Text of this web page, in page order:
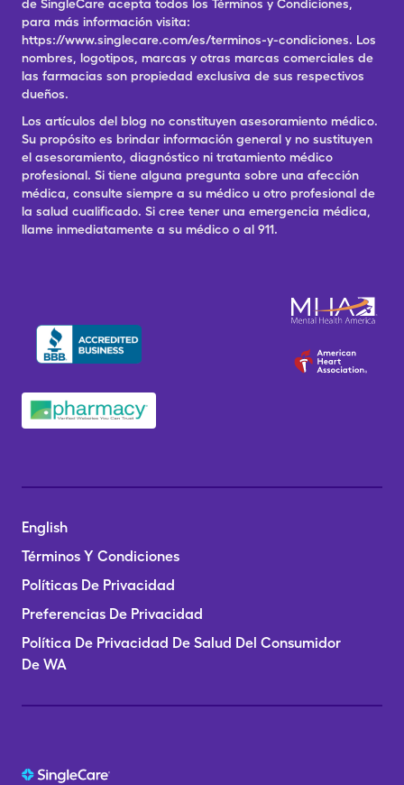
de SingleCare acepta todos los Términos y Condiciones,
para más información visita:
https://www.singlecare.com/es/terminos-y-condiciones. Los
nombres, logotipos, marcas y otras marcas comerciales de
las farmacias son propiedad exclusiva de sus respectivos
dueños.
Los artículos del blog no constituyen asesoramiento médico.
Su propósito es brindar información general y no sustituyen
el asesoramiento, diagnóstico ni tratamiento médico
profesional. Si tiene alguna pregunta sobre una afección
médica, consulte siempre a su médico u otro profesional de
la salud cualificado. Si cree tener una emergencia médica,
llame inmediatamente a su médico o al 911.
English
Términos Y Condiciones
Políticas De Privacidad
Preferencias De Privacidad
Política De Privacidad De Salud Del Consumidor
De WA